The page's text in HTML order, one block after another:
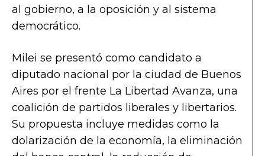
al gobierno, a la oposición y al sistema
democrático.
Milei se presentó como candidato a
diputado nacional por la ciudad de Buenos
Aires por el frente La Libertad Avanza, una
coalición de partidos liberales y libertarios.
Su propuesta incluye medidas como la
dolarización de la economía, la eliminación